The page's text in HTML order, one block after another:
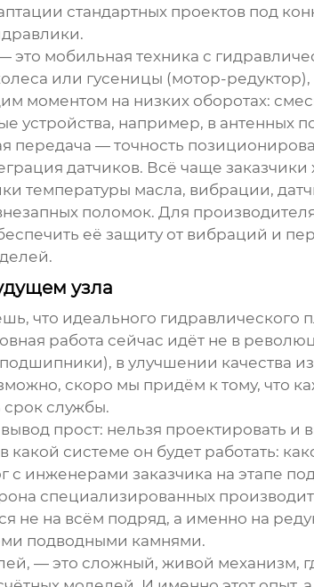
стандартных проектов под
мобильная техника с
или гусеницы (мотор-
моментом на низких оборотах:
например, в антенных
передача — точность
датчиков. Всё чаще заказчики
температуры масла, вибрации,
поломок. Для
её защиту от вибраций и
узла
что идеального гидравлического
работа сейчас идёт не в
в улучшении качества
скоро мы придём к тому, что
срок службы.
прост: нельзя проектировать и
системе он будет работать:
инженерами заказчика на этапе
специализированных
не на всём подряд, а именно на
подводными камнями.
— это сложный, живой механизм,